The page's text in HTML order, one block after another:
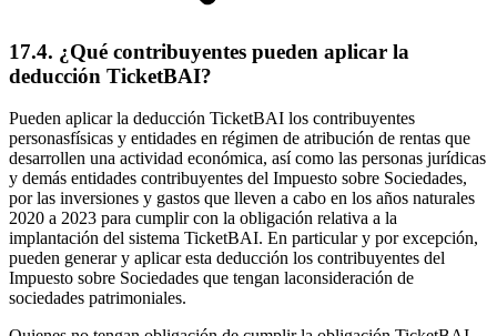
17.4. ¿Qué contribuyentes pueden aplicar la
deducción TicketBAI?
Pueden aplicar la deducción TicketBAI los contribuyentes
personasfísicas y entidades en régimen de atribución de rentas que
desarrollen una actividad económica, así como las personas jurídicas
y demás entidades contribuyentes del Impuesto sobre Sociedades,
por las inversiones y gastos que lleven a cabo en los años naturales
2020 a 2023 para cumplir con la obligación relativa a la
implantación del sistema TicketBAI. En particular y por excepción,
pueden generar y aplicar esta deducción los contribuyentes del
Impuesto sobre Sociedades que tengan laconsideración de
sociedades patrimoniales.